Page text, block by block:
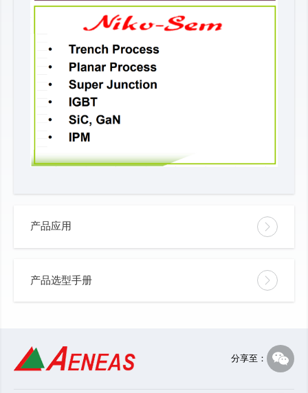
产品应用
产品选型手册
分享至：